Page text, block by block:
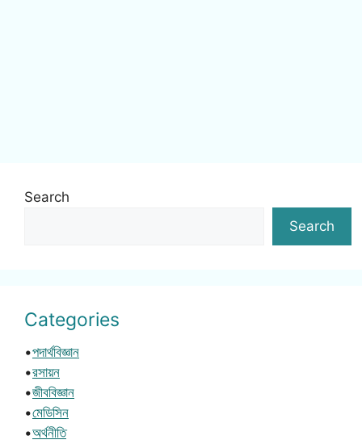
Search
Search
Categories
•পদার্থবিজ্ঞান
•রসায়ন
•জীববিজ্ঞান
•মেডিসিন
•অর্থনীতি